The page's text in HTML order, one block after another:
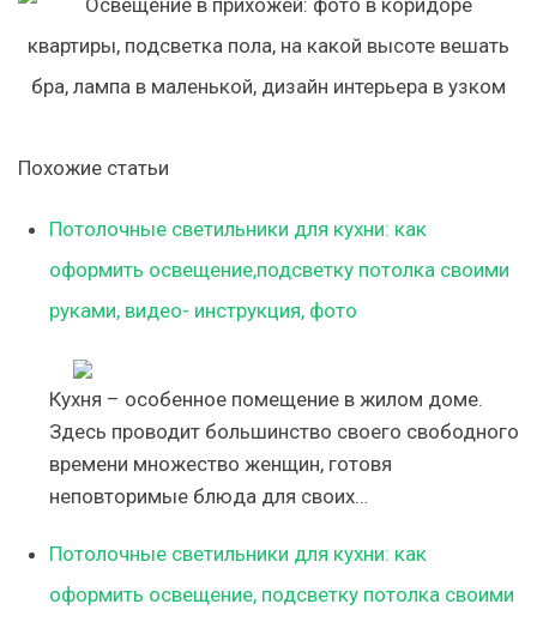
Похожие статьи
Потолочные светильники для кухни: как
оформить освещение,подсветку потолка своими
руками, видео- инструкция, фото
Кухня – особенное помещение в жилом доме.
Здесь проводит большинство своего свободного
времени множество женщин, готовя
неповторимые блюда для своих…
Потолочные светильники для кухни: как
оформить освещение, подсветку потолка своими